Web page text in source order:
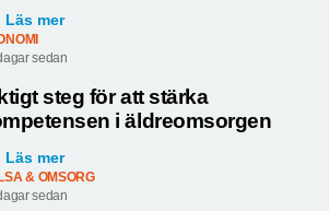
Läs mer
sedan
steg för att stärka
i äldreomsorgen
Läs mer
& OMSORG
sedan